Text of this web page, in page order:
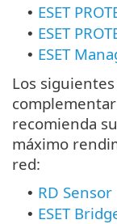
• ESET
• ESET
• ESET
Los
recomienda
máximo
red:
• RD Sensor
• ESET